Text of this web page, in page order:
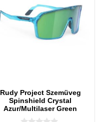
Rudy Project Szemüveg
Spinshield Crystal
Azur/Multilaser Green